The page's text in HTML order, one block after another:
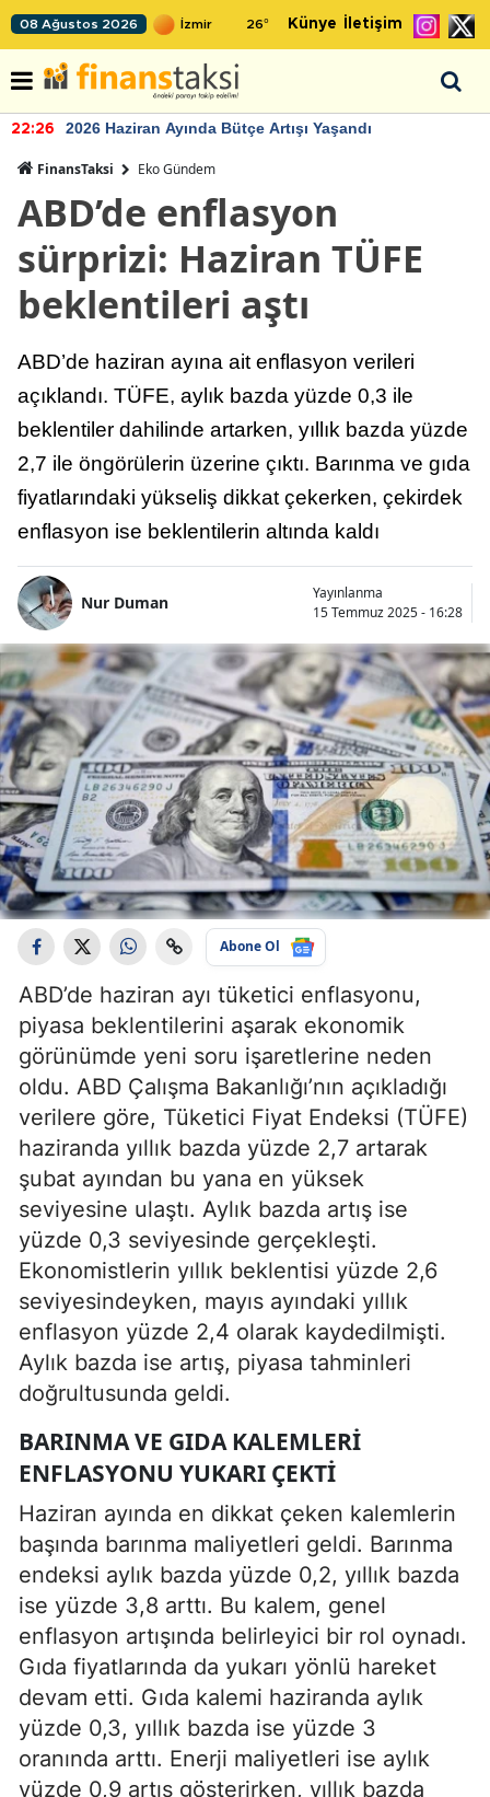
08 Ağustos 2026 26° Künye İletişim
22:26 2026 Haziran Ayında Bütçe Artışı Yaşandı
FinansTaksi Eko Gündem
ABD’de enflasyon
sürprizi: Haziran TÜFE
beklentileri aştı
ABD’de haziran ayına ait enflasyon verileri
açıklandı. TÜFE, aylık bazda yüzde 0,3 ile
beklentiler dahilinde artarken, yıllık bazda yüzde
2,7 ile öngörülerin üzerine çıktı. Barınma ve gıda
fiyatlarındaki yükseliş dikkat çekerken, çekirdek
enflasyon ise beklentilerin altında kaldı
Nur Duman
Yayınlanma
15 Temmuz 2025 - 16:28
Abone Ol
ABD’de haziran ayı tüketici enflasyonu,
piyasa beklentilerini aşarak ekonomik
görünümde yeni soru işaretlerine neden
oldu. ABD Çalışma Bakanlığı’nın açıkladığı
verilere göre, Tüketici Fiyat Endeksi (TÜFE)
haziranda yıllık bazda yüzde 2,7 artarak
şubat ayından bu yana en yüksek
seviyesine ulaştı. Aylık bazda artış ise
yüzde 0,3 seviyesinde gerçekleşti.
Ekonomistlerin yıllık beklentisi yüzde 2,6
seviyesindeyken, mayıs ayındaki yıllık
enflasyon yüzde 2,4 olarak kaydedilmişti.
Aylık bazda ise artış, piyasa tahminleri
doğrultusunda geldi.
BARINMA VE GIDA KALEMLERI
ENFLASYONU YUKARI ÇEKTI
Haziran ayında en dikkat çeken kalemlerin
başında barınma maliyetleri geldi. Barınma
endeksi aylık bazda yüzde 0,2, yıllık bazda
ise yüzde 3,8 arttı. Bu kalem, genel
enflasyon artışında belirleyici bir rol oynadı.
Gıda fiyatlarında da yukarı yönlü hareket
devam etti. Gıda kalemi haziranda aylık
yüzde 0,3, yıllık bazda ise yüzde 3
oranında arttı. Enerji maliyetleri ise aylık
yüzde 0,9 artış gösterirken, yıllık bazda